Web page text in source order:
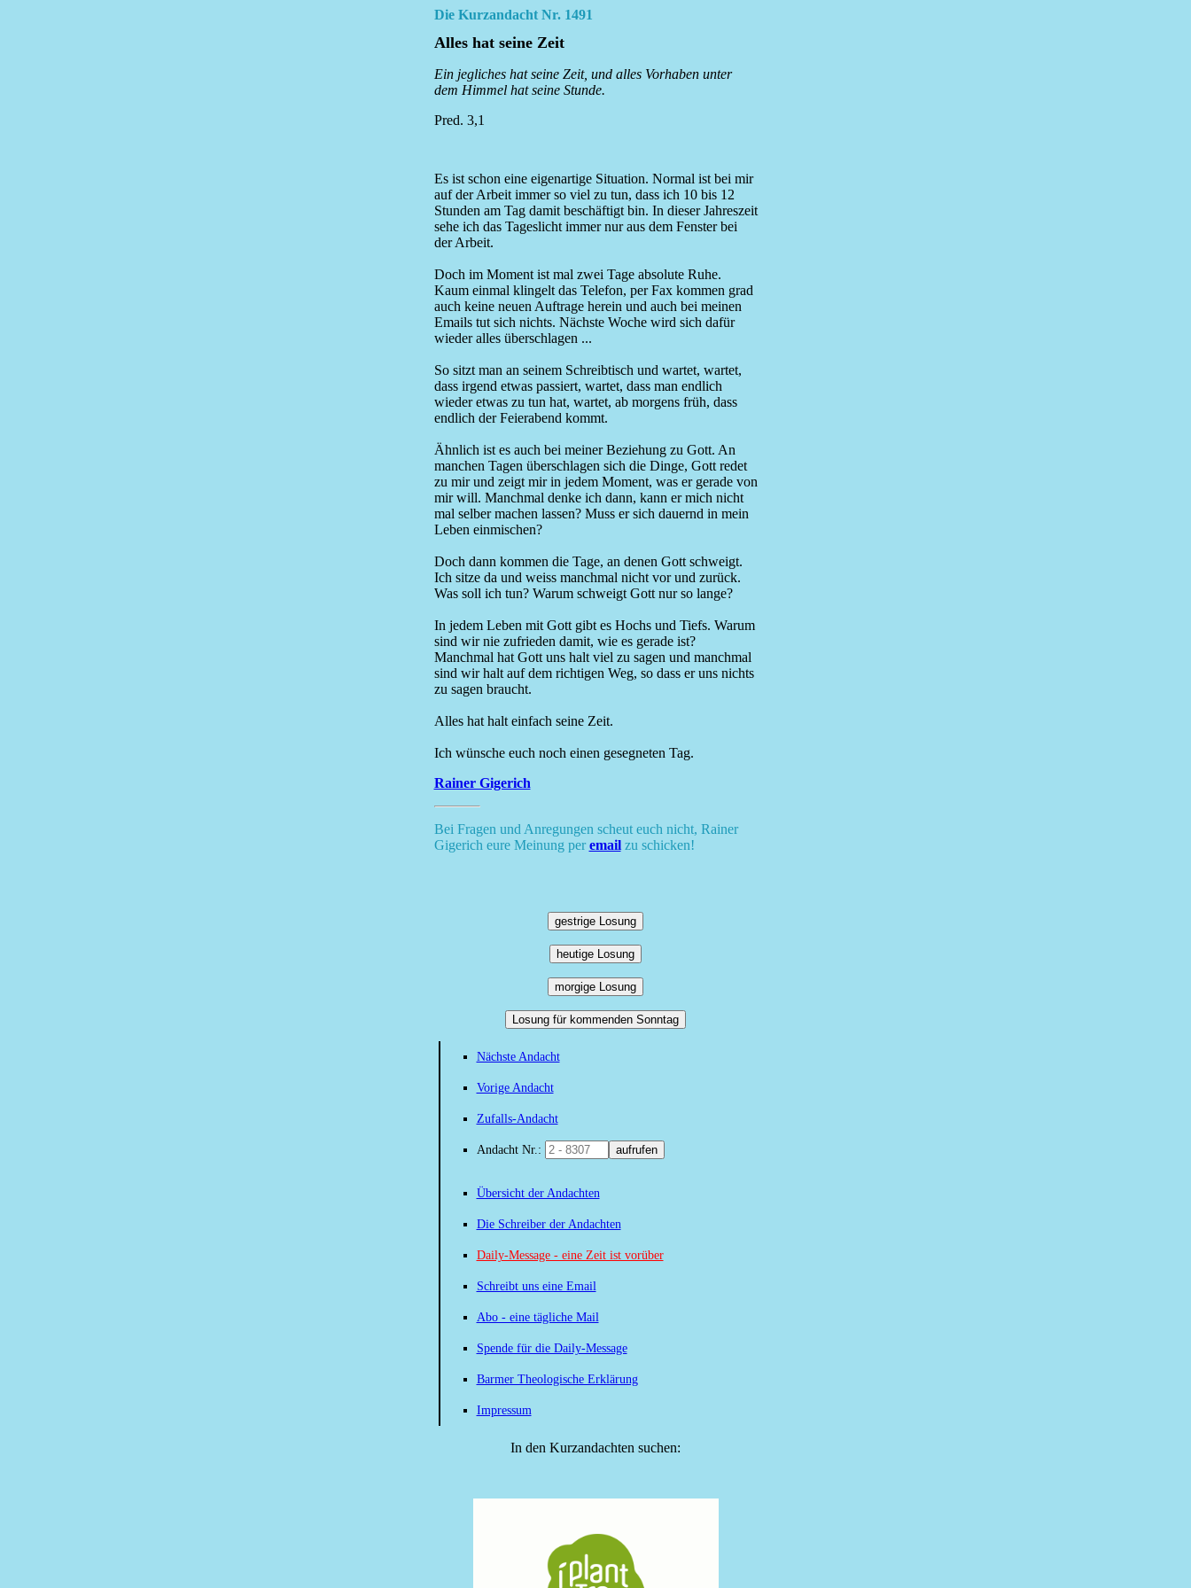
Die Kurzandacht Nr. 1491
Alles hat seine Zeit
Ein jegliches hat seine Zeit, und alles Vorhaben unter
dem Himmel hat seine Stunde.
Pred. 3,1
Es ist schon eine eigenartige Situation. Normal ist bei mir
auf der Arbeit immer so viel zu tun, dass ich 10 bis 12
Stunden am Tag damit beschäftigt bin. In dieser Jahreszeit
sehe ich das Tageslicht immer nur aus dem Fenster bei
der Arbeit.
Doch im Moment ist mal zwei Tage absolute Ruhe.
Kaum einmal klingelt das Telefon, per Fax kommen grad
auch keine neuen Auftrage herein und auch bei meinen
Emails tut sich nichts. Nächste Woche wird sich dafür
wieder alles überschlagen ...
So sitzt man an seinem Schreibtisch und wartet, wartet,
dass irgend etwas passiert, wartet, dass man endlich
wieder etwas zu tun hat, wartet, ab morgens früh, dass
endlich der Feierabend kommt.
Ähnlich ist es auch bei meiner Beziehung zu Gott. An
manchen Tagen überschlagen sich die Dinge, Gott redet
zu mir und zeigt mir in jedem Moment, was er gerade von
mir will. Manchmal denke ich dann, kann er mich nicht
mal selber machen lassen? Muss er sich dauernd in mein
Leben einmischen?
Doch dann kommen die Tage, an denen Gott schweigt.
Ich sitze da und weiss manchmal nicht vor und zurück.
Was soll ich tun? Warum schweigt Gott nur so lange?
In jedem Leben mit Gott gibt es Hochs und Tiefs. Warum
sind wir nie zufrieden damit, wie es gerade ist?
Manchmal hat Gott uns halt viel zu sagen und manchmal
sind wir halt auf dem richtigen Weg, so dass er uns nichts
zu sagen braucht.
Alles hat halt einfach seine Zeit.
Ich wünsche euch noch einen gesegneten Tag.
Rainer Gigerich
Bei Fragen und Anregungen scheut euch nicht, Rainer
Gigerich eure Meinung peremailzu schicken!
gestrige Losung
heutige Losung
morgige Losung
Losung für kommenden Sonntag
Nächste Andacht
Vorige Andacht
Zufalls-Andacht
Andacht Nr.: aufrufen
Übersicht der Andachten
Die Schreiber der Andachten
Daily-Message - eine Zeit ist vorüber
Schreibt uns eine Email
Abo - eine tägliche Mail
Spende für die Daily-Message
Barmer Theologische Erklärung
Impressum
In den Kurzandachten suchen: